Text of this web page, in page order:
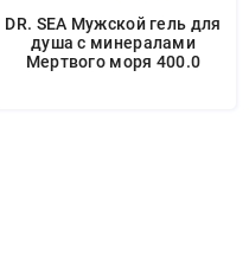
DR. SEA Мужской гель для
душа с минералами
Мертвого моря 400.0